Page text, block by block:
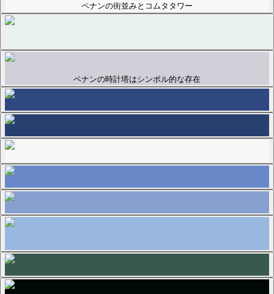
ペナンの街並みとコムタタワー
ペナンの時計塔はシンボル的な存在